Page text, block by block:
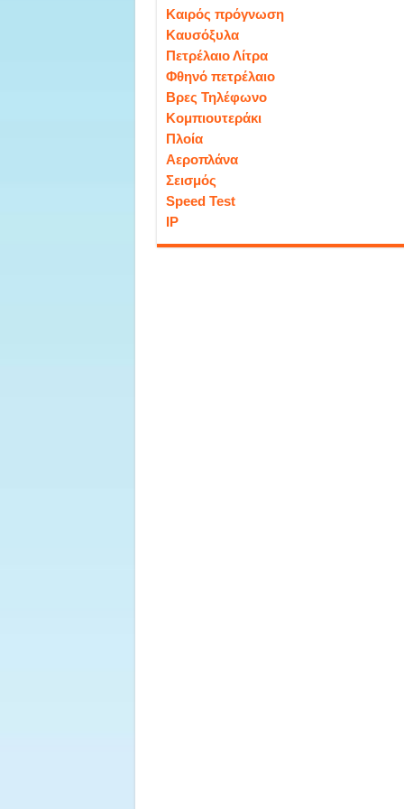
Καιρός πρόγνωση
Καυσόξυλα
Πετρέλαιο Λίτρα
Φθηνό πετρέλαιο
Βρες Τηλέφωνο
Κομπιουτεράκι
Πλοία
Αεροπλάνα
Σεισμός
Speed Test
IP